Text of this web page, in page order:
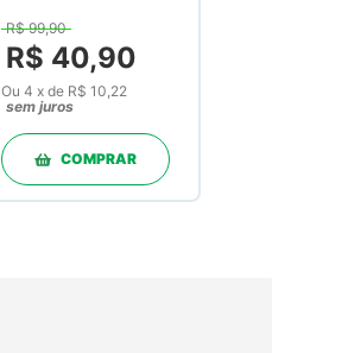
300mg 120
Cápsulas
R$ 99,90
R$ 40,90
Ou 4 xde R$ 10,22
sem juros
COMPRAR